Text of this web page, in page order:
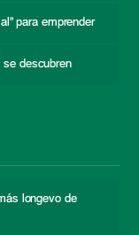
para emprender
se descubren
longevo de